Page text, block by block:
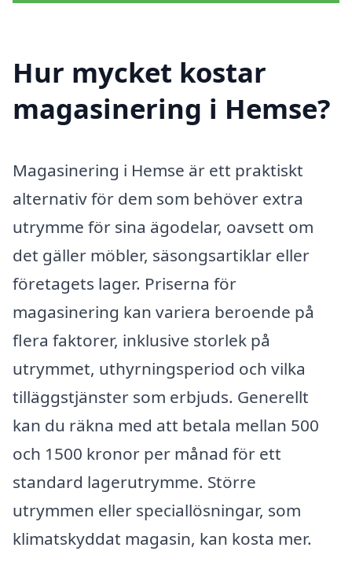
Hur mycket kostar
magasinering i Hemse?
Magasinering i Hemse är ett praktiskt
alternativ för dem som behöver extra
utrymme för sina ägodelar, oavsett om
det gäller möbler, säsongsartiklar eller
företagets lager. Priserna för
magasinering kan variera beroende på
flera faktorer, inklusive storlek på
utrymmet, uthyrningsperiod och vilka
tilläggstjänster som erbjuds. Generellt
kan du räkna med att betala mellan 500
och 1500 kronor per månad för ett
standard lagerutrymme. Större
utrymmen eller speciallösningar, som
klimatskyddat magasin, kan kosta mer.